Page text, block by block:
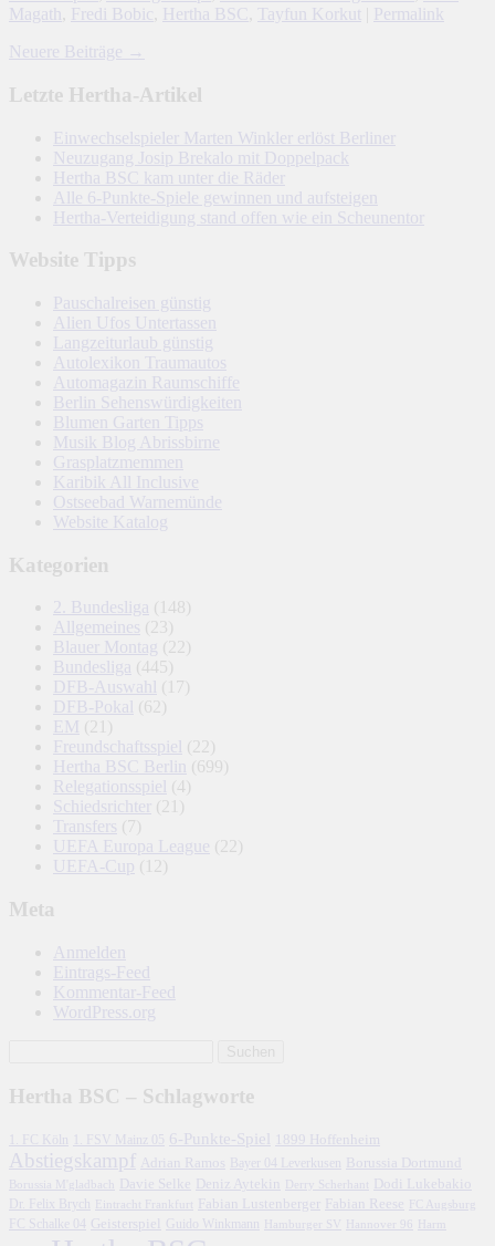
Magath
Fredi Bobic Hertha BSC Tayfun Korkut
Permalink
Neuere Beiträge →
Letzte Hertha-Artikel
Einwechselspieler Marten Winkler erlöst Berliner
Neuzugang Josip Brekalo mit Doppelpack
Hertha BSC kam unter die Räder
Alle 6-Punkte-Spiele gewinnen und aufsteigen
Hertha-Verteidigung stand offen wie ein Scheunentor
Website Tipps
Pauschalreisen günstig
Alien Ufos Untertassen
Langzeiturlaub günstig
Autolexikon Traumautos
Automagazin Raumschiffe
Berlin Sehenswürdigkeiten
Blumen Garten Tipps
Musik Blog Abrissbirne
Grasplatzmemmen
Karibik All Inclusive
Ostseebad Warnemünde
Website Katalog
Kategorien
2. Bundesliga (148)
Allgemeines (23)
Blauer Montag (22)
Bundesliga (445)
DFB-Auswahl (17)
DFB-Pokal (62)
EM (21)
Freundschaftsspiel (22)
Hertha BSC Berlin (699)
Relegationsspiel (4)
Schiedsrichter
(21)
Transfers (7)
UEFA Europa League (22)
UEFA-Cup (12)
Meta
Anmelden
Eintrags-Feed
Kommentar-Feed
WordPress.org
Hertha BSC – Schlagworte
1. FC Köln 1. FSV Mainz 05 6-Punkte-Spiel 1899 Hoffenheim
Abstiegskampf Adrian Ramos Bayer 04 Leverkusen Borussia Dortmund
Borussia M'gladbach Davie Selke Deniz Aytekin Derry Scherhant
Dodi Lukebakio
Dr. Felix Brych
Fabian Lustenberger Fabian Reese
FC Schalke 04 Geisterspiel Guido Winkmann Hamburger SV